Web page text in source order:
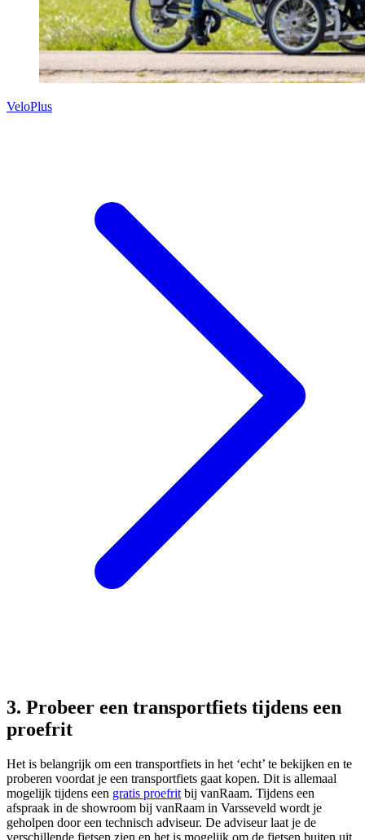
VeloPlus
3. Probeer een transportfiets tijdens een
proefrit
Het is belangrijk om een transportfiets in het ‘echt’ te bekijken en te
proberen voordat je een transportfiets gaat kopen. Dit is allemaal
mogelijk tijdens een gratis proefrit bij vanRaam. Tijdens een
afspraak in de showroom bij vanRaam in Varsseveld wordt je
geholpen door een technisch adviseur. De adviseur laat je de
verschillende fietsen zien en het is mogelijk om de fietsen buiten uit